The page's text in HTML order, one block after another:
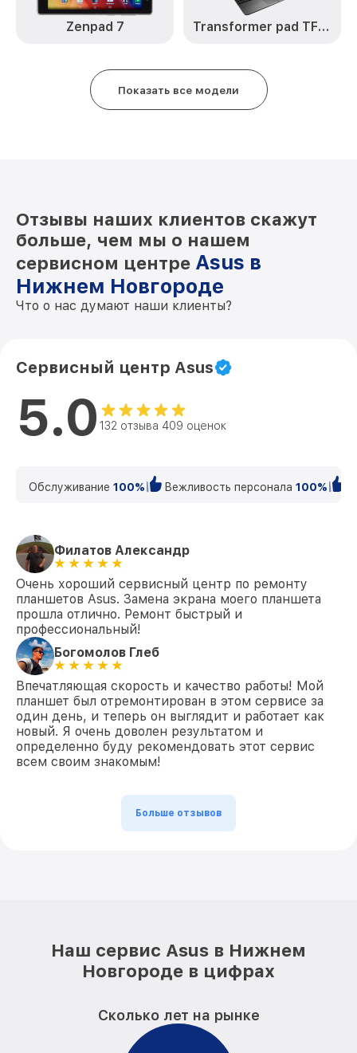
Zenpad 7 Transformer pad TF103C
Показать все модели
Отзывы наших клиентов скажут
больше, чем мы о нашем
сервисном центре Asus в
Нижнем Новгороде
Что о нас думают наши клиенты?
Сервисный центр Asus
5.0 132 отзыва 409 оценок
Обслуживание 100% Вежливость персонала 100%
Филатов Александр
Очень хороший сервисный центр по ремонту
планшетов Asus. Замена экрана моего планшета
прошла отлично. Ремонт быстрый и
профессиональный!
Богомолов Глеб
Впечатляющая скорость и качество работы! Мой
планшет был отремонтирован в этом сервисе за
один день, и теперь он выглядит и работает как
новый. Я очень доволен результатом и
определенно буду рекомендовать этот сервис
всем своим знакомым!
Больше отзывов
Наш сервис Asus в Нижнем
Новгороде в цифрах
Сколько лет на рынке